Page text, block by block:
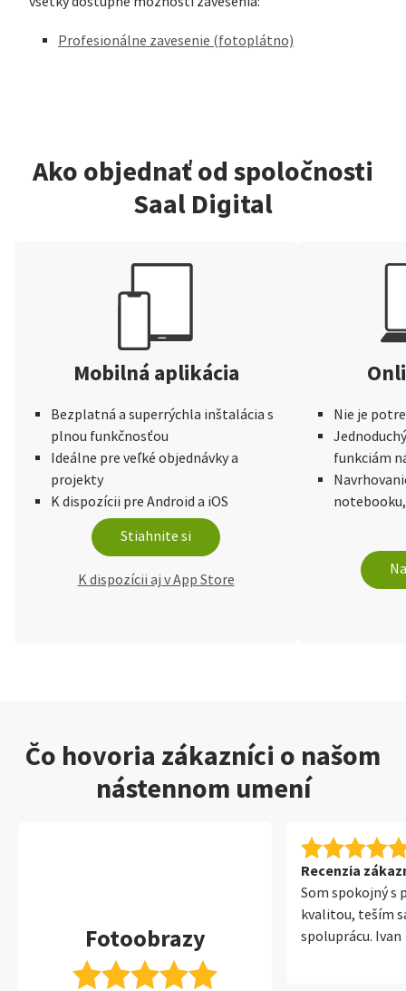
Profesionálne zavesenie (fotoplátno)
Ako objednať od spoločnosti
Saal Digital
Mobilná aplikácia
Bezplatná a superrýchla inštalácia s
plnou funkčnosťou
Ideálne pre veľké objednávky a
projekty
K dispozícii pre Android a iOS
Stiahnite si
K dispozícii aj v App Store
Nie je
funkciám
Čo hovoria zákazníci o našom
nástennom umení
Fotoobrazy
Recenzia
Som spokojný s
kvalitou, teším
spoluprácu. Ivan